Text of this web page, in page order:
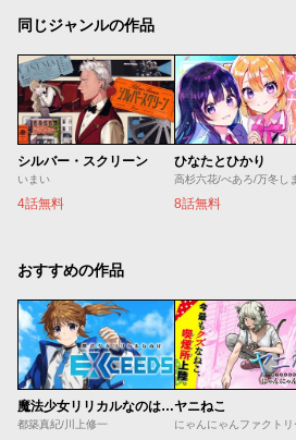
同じジャンルの作品
シルバー・スクリーン
いまい
4話無料
ひなたとひかり
高杉六花/べあろ/万冬し
8話無料
おすすめの作品
魔法少女リリカルなのは EXCEEDS
都築真紀/川上修一
ヤニねこ
にゃんにゃんファクトリ